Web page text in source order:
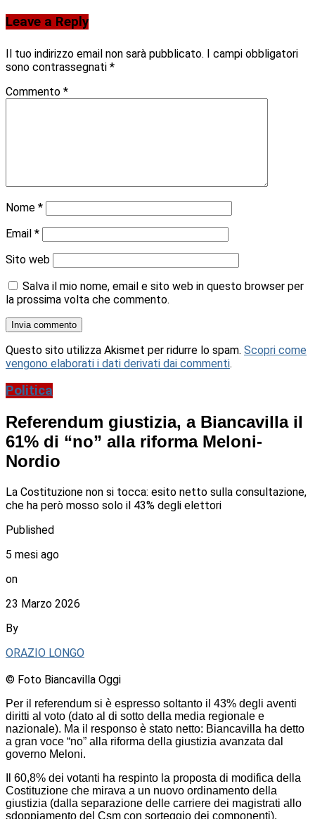
Leave a Reply
Il tuo indirizzo email non sarà pubblicato. I campi obbligatori
sono contrassegnati *
Commento *
Nome *
Email *
Sito web
Salva il mio nome, email e sito web in questo browser per
la prossima volta che commento.
Questo sito utilizza Akismet per ridurre lo spam. Scopri come
vengono elaborati i dati derivati dai commenti.
Politica
Referendum giustizia, a Biancavilla il
61% di “no” alla riforma Meloni-
Nordio
La Costituzione non si tocca: esito netto sulla consultazione,
che ha però mosso solo il 43% degli elettori
Published
5 mesi ago
on
23 Marzo 2026
By
ORAZIO LONGO
© Foto Biancavilla Oggi
Per il referendum si è espresso soltanto il 43% degli aventi
diritti al voto (dato al di sotto della media regionale e
nazionale). Ma il responso è stato netto: Biancavilla ha detto
a gran voce “no” alla riforma della giustizia avanzata dal
governo Meloni.
Il 60,8% dei votanti ha respinto la proposta di modifica della
Costituzione che mirava a un nuovo ordinamento della
giustizia (dalla separazione delle carriere dei magistrati allo
sdoppiamento del Csm con sorteggio dei componenti).